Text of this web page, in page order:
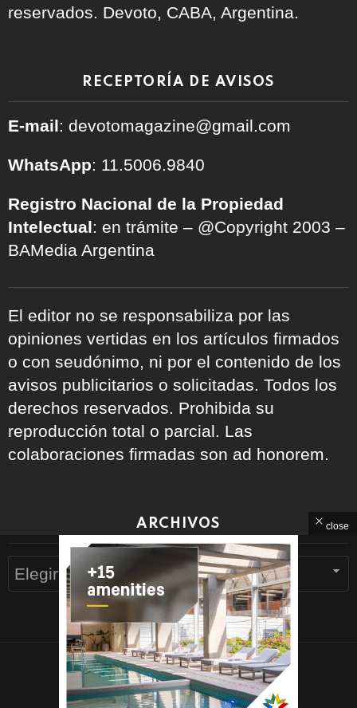
reservados. Devoto, CABA, Argentina.
RECEPTORÍA DE AVISOS
E-mail: devotomagazine@gmail.com
WhatsApp: 11.5006.9840
Registro Nacional de la Propiedad
Intelectual: en trámite – @Copyright 2003 –
BAMedia Argentina
El editor no se responsabiliza por las
opiniones vertidas en los artículos firmados
o con seudónimo, ni por el contenido de los
avisos publicitarios o solicitadas. Todos los
derechos reservados. Prohibida su
reproducción total o parcial. Las
colaboraciones firmadas son ad honorem.
ARCHIVOS
Archivos
© 2026 Devoto Magazine
Home Contacto Política de Privacidad
close